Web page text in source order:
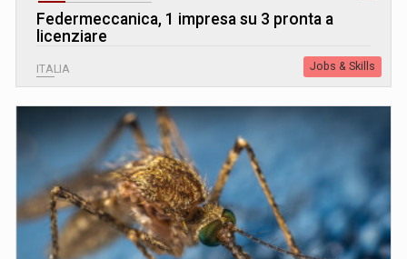
Federmeccanica, 1 impresa su 3 pronta a
licenziare
ITALIA Jobs & Skills